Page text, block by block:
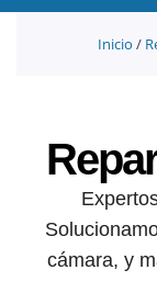
Inicio /
cámara, y